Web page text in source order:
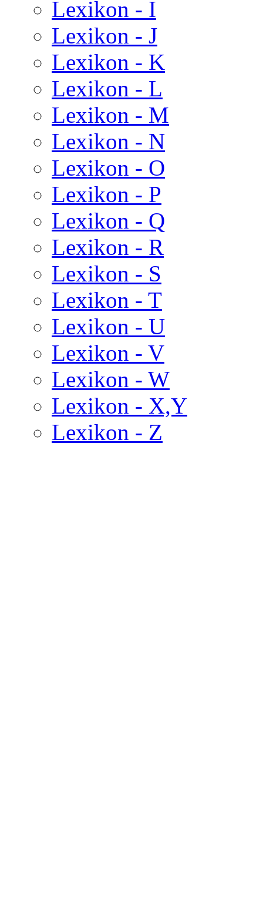
Lexikon - I
Lexikon - J
Lexikon - K
Lexikon - L
Lexikon - M
Lexikon - N
Lexikon - O
Lexikon - P
Lexikon - Q
Lexikon - R
Lexikon - S
Lexikon - T
Lexikon - U
Lexikon - V
Lexikon - W
Lexikon - X,Y
Lexikon - Z